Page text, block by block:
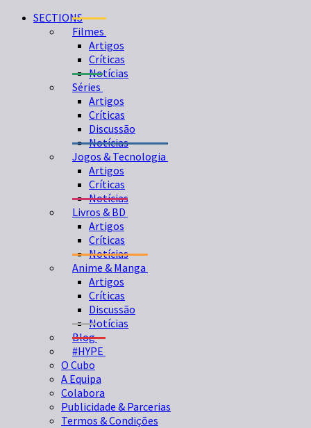
SECTIONS
Filmes
Artigos
Críticas
Notícias
Séries
Artigos
Críticas
Discussão
Notícias
Jogos & Tecnologia
Artigos
Críticas
Notícias
Livros & BD
Artigos
Críticas
Notícias
Anime & Manga
Artigos
Críticas
Discussão
Notícias
Blog
#HYPE
O Cubo
A Equipa
Colabora
Publicidade & Parcerias
Termos & Condições